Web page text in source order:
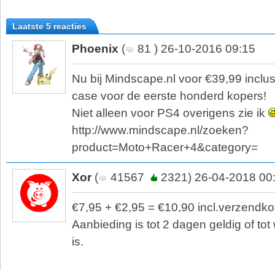
Laatste 5 reacties
Phoenix ( 81 ) 26-10-2016 09:15
Nu bij Mindscape.nl voor €39,99
case voor de eerste honderd kopers!
Niet alleen voor PS4 overigens zie ik
http://www.mindscape.nl/zoeken?
product=Moto+Racer+4&category=
Xor ( 41567 2321) 26-04-2018
€7,95 + €2,95 = €10,90
Aanbieding is tot 2 dagen geldig of
is.